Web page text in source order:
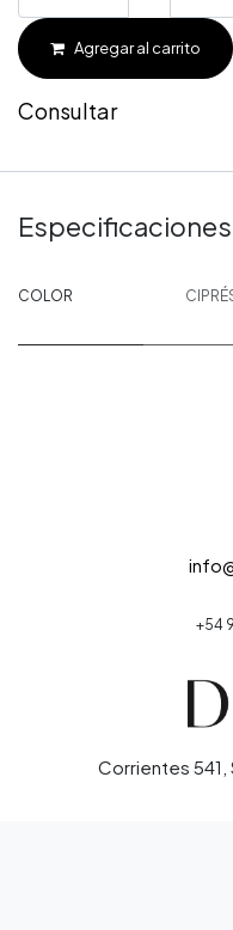
Agregar al carrito
Consultar
Especificaciones
COLOR
Corrientes 541,
+54